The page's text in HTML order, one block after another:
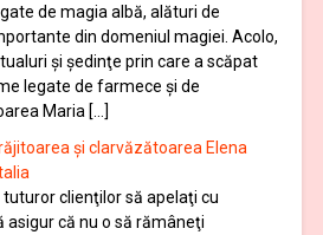
de magia albă, alături de
din domeniul magiei. Acolo,
şi şedinţe prin care a scăpat
legate de farmece şi de
Maria […]
și clarvăzătoarea Elena
clienţilor să apelaţi cu
asigur că nu o să rămâneţi